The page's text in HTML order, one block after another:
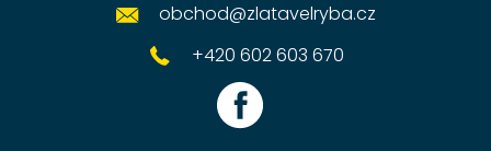
obchod@zlatavelryba.cz
+420 602 603 670